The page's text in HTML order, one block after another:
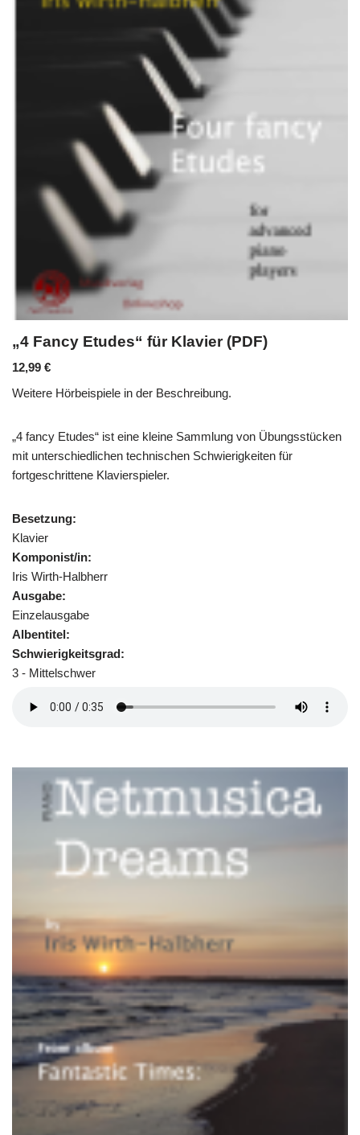
„4 Fancy Etudes“ für Klavier (PDF)
12,99 €
Weitere Hörbeispiele in der Beschreibung.
„4 fancy Etudes“ ist eine kleine Sammlung von Übungsstücken
mit unterschiedlichen technischen Schwierigkeiten für
fortgeschrittene Klavierspieler.
Besetzung:
Klavier
Komponist/in:
Iris Wirth-Halbherr
Ausgabe:
Einzelausgabe
Albentitel:
Schwierigkeitsgrad:
3 - Mittelschwer